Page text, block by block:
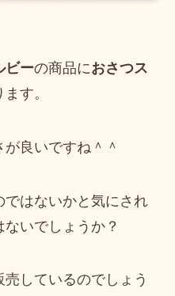
ビーの商品におさつス
す。
良いですね＾＾
ではないかと気にされ
いでしょうか？
しているのでしょう